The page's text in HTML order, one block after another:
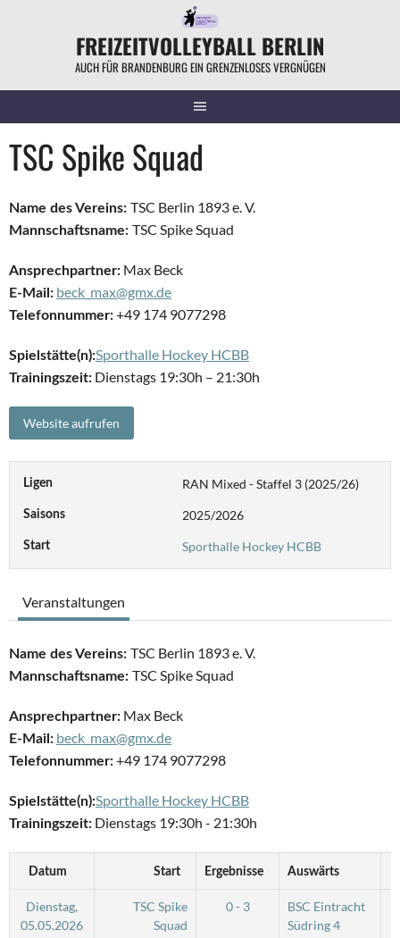
FREIZEITVOLLEYBALL BERLIN
AUCH FÜR BRANDENBURG EIN GRENZENLOSES VERGNÜGEN
TSC Spike Squad
Name des Vereins: TSC Berlin 1893 e. V.
Mannschaftsname: TSC Spike Squad
Ansprechpartner: Max Beck
E-Mail: beck_max@gmx.de
Telefonnummer:+49 174 9077298
Spielstätte(n):Sporthalle Hockey HCBB
Trainingszeit: Dienstags 19:30h – 21:30h
Ligen RAN Mixed - Staffel 3 (2025/26)
Saisons 2025/2026
Start Sporthalle Hockey HCBB
Veranstaltungen
Name des Vereins: TSC Berlin 1893 e. V.
Mannschaftsname: TSC Spike Squad
Ansprechpartner: Max Beck
E-Mail: beck_max@gmx.de
Telefonnummer:+49 174 9077298
Spielstätte(n):Sporthalle Hockey HCBB
Trainingszeit: Dienstags 19:30h - 21:30h
Datum Start Ergebnisse Auswärts
Dienstag,
05.05.2026
TSC Spike
Squad
0 - 3
BSC Eintracht
Südring 4